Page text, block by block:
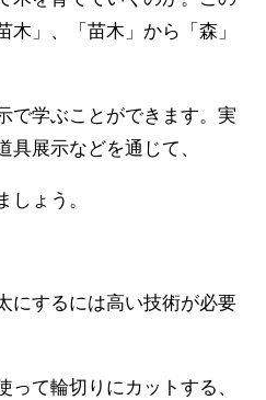
木」、「苗木」から「森」
で学ぶことができます。実
具展示などを通じて、
しょう。
にするには高い技術が必要
って輪切りにカットする、